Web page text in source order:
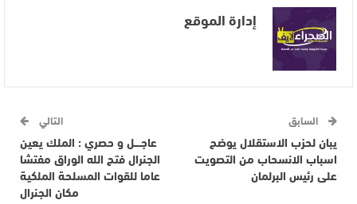
إدارة الموقع
السابق
يبان لحزب الاستقلال يوضح
اسباب الانسحاب من التصويت
على رئيس البرلمان
التالي
عاجــــل و حصري : الملك يعين
الجنرال فتح الله الوراق مفتشا
عاما للقوات المسلحة الملكية
مكان الجنرال